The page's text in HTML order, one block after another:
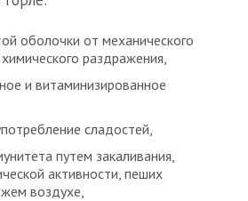
оболочки от механического
раздражения,
и витаминизированное
сладостей,
путем закаливания,
активности, пеших
воздухе,